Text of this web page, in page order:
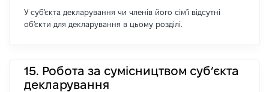
У суб'єкта декларування чи членів його сім'ї відсутні
об'єкти для декларування в цьому розділі.
15. Робота за сумісництвом суб’єкта
декларування